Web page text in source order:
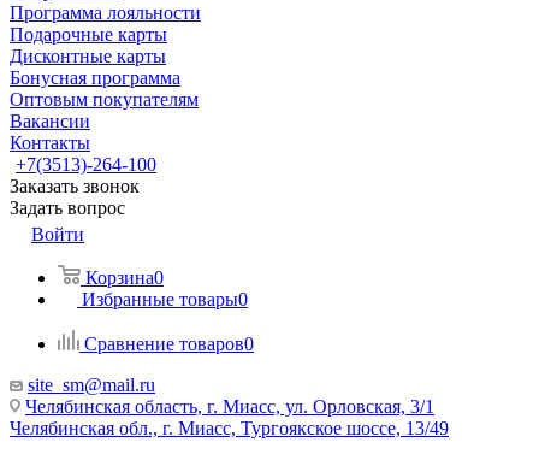
Программа лояльности
Подарочные карты
Дисконтные карты
Бонусная программа
Оптовым покупателям
Вакансии
Контакты
+7(3513)-264-100
Заказать звонок
Задать вопрос
Войти
Корзина0
Избранные товары0
Сравнение товаров0
site_sm@mail.ru
Челябинская область, г. Миасс, ул. Орловская, 3/1
Челябинская обл., г. Миасс, Тургоякское шоссе, 13/49